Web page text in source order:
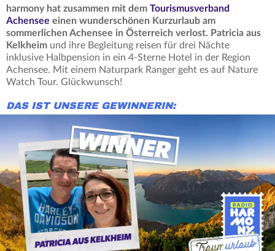
harmony hat zusammen mit dem Tourismusverband
Achensee einen wunderschönen Kurzurlaub am
sommerlichen Achensee in Österreich verlost. Patricia aus
Kelkheim und ihre Begleitung reisen für drei Nächte
inklusive Halbpension in ein 4-Sterne Hotel in der Region
Achensee. Mit einem Naturpark Ranger geht es auf Nature
Watch Tour. Glückwunsch!
DAS IST UNSERE GEWINNERIN: